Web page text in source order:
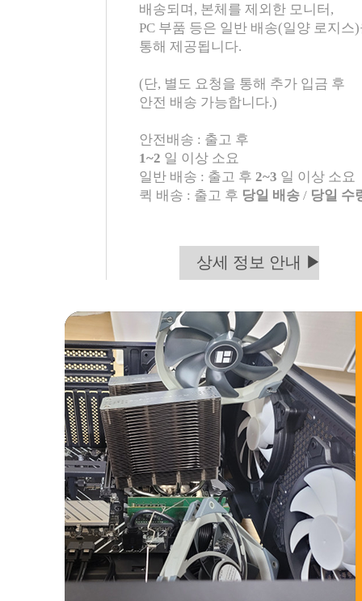
배송되며, 본체를 제외한 모니터,
PC 부품 등은 일반 배송(일양 로지스
통해 제공됩니다.
(단, 별도 요청을 통해 추가 입금 후
안전 배송 가능합니다.)
안전배송 : 출고 후
1~2 일 이상 소요
일반 배송 : 출고 후 2~3 일 이상 소요
퀵 배송 : 출고 후 당일 배송 / 당일 수
상세 정보 안내 ▶